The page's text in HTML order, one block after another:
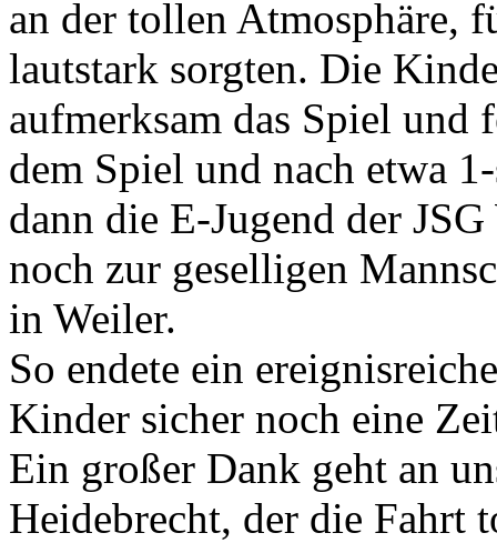
an der tollen Atmosphäre,
lautstark sorgten. Die
aufmerksam das Spiel und
dem Spiel und nach etwa
dann die E-Jugend der
noch zur geselligen
in Weiler.
So endete ein
Kinder sicher noch eine
Ein großer Dank geht an
Heidebrecht, der die Fahrt